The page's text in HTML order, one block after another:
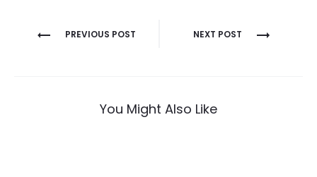
Post
PREVIOUS POST NEXT POST
You Might Also Like